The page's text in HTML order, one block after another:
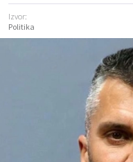
Izvor:
Politika